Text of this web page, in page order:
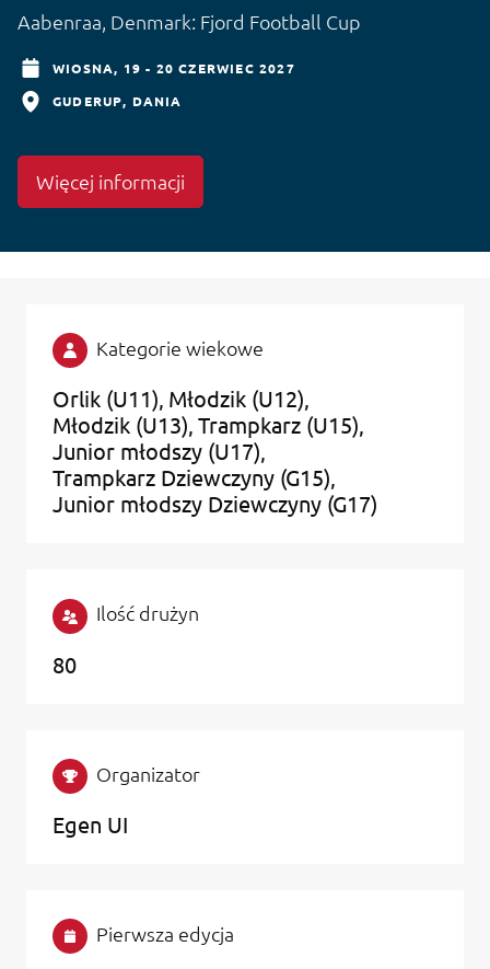
Aabenraa, Denmark: Fjord Football Cup
WIOSNA, 19 - 20 CZERWIEC 2027
GUDERUP DANIA
Więcej informacji
Kategorie wiekowe
Orlik (U11) Młodzik (U12)
Młodzik (U13) Trampkarz (U15)
Junior młodszy (U17)
Trampkarz Dziewczyny (G15)
Junior młodszy Dziewczyny (G17)
Ilość drużyn
80
Organizator
Egen UI
Pierwsza edycja